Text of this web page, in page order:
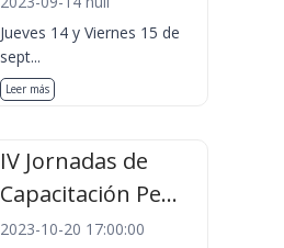
Jueves 14 y Viernes 15 de
sept...
Leer más
IV Jornadas de
Capacitación Pe...
2023-10-20 17:00:00